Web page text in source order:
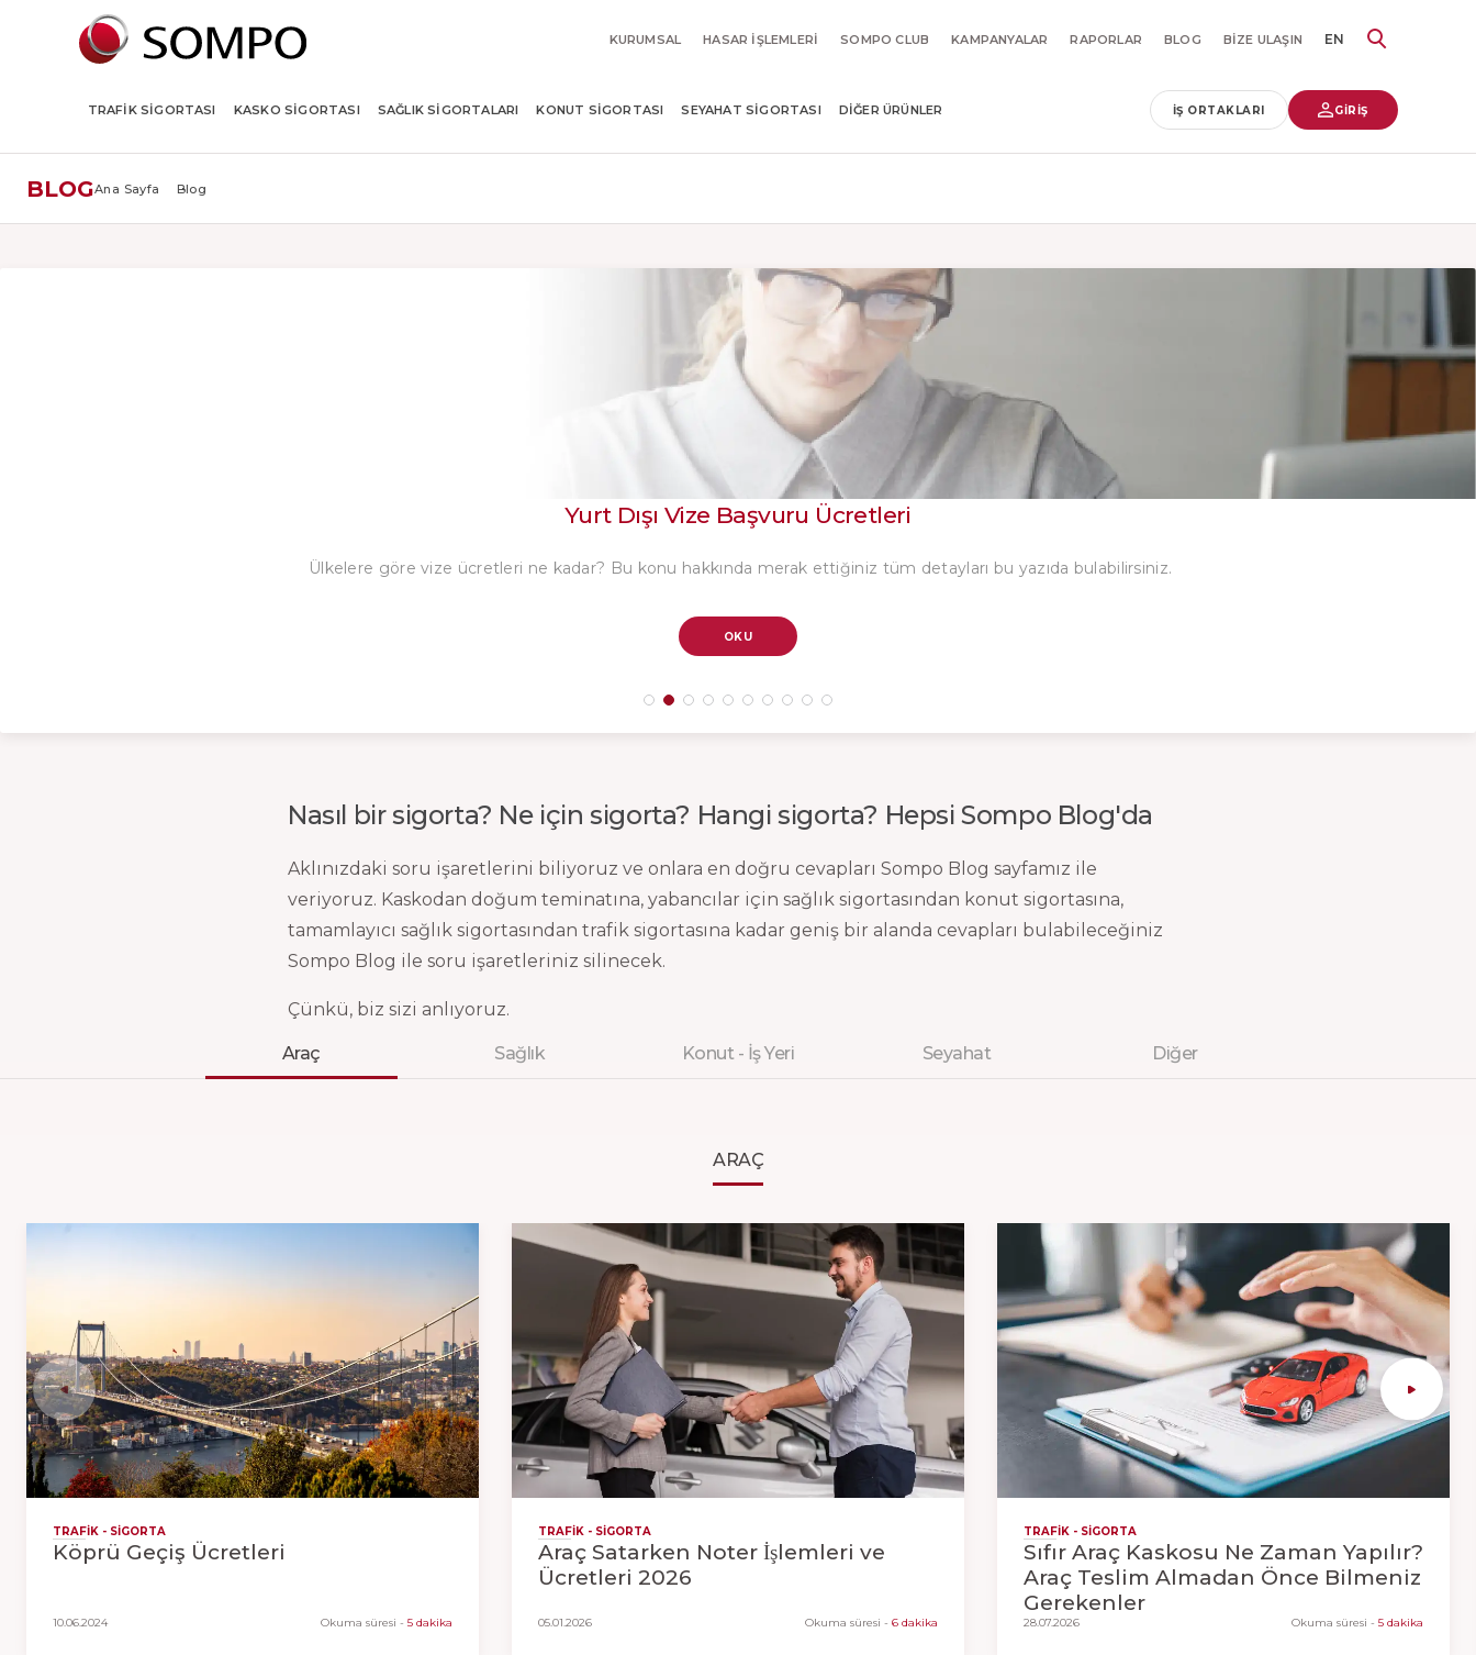
KURUMSAL HASAR İŞLEMLERI SOMPO CLUB KAMPANYALAR RAPORLAR BLOG BIZE ULAŞIN EN
TRAFIK SIGORTASI KASKO SIGORTASI SAĞLIK SIGORTALARI KONUT SIGORTASI SEYAHAT SIGORTASI DIĞER ÜRÜNLER İŞ ORTAKLARI GİRİŞ
BLOGAna Sayfa Blog
Yurt Dışı Vize Başvuru Ücretleri
Ülkelere göre vize ücretleri ne kadar? Bu konu hakkında merak ettiğiniz tüm detayları bu yazıda bulabilirsiniz.
OKU
Nasıl bir sigorta? Ne için sigorta? Hangi sigorta? Hepsi Sompo Blog'da
Aklınızdaki soru işaretlerini biliyoruz ve onlara en doğru cevapları Sompo Blog sayfamız ile
veriyoruz. Kaskodan doğum teminatına, yabancılar için sağlık sigortasından konut sigortasına,
tamamlayıcı sağlık sigortasından trafik sigortasına kadar geniş bir alanda cevapları bulabileceğiniz
Sompo Blog ile soru işaretleriniz silinecek.
Çünkü, biz sizi anlıyoruz.
Araç Sağlık Konut - İş Yeri Seyahat Diğer
ARAÇ
TRAFIK - SIGORTA
Köprü Geçiş Ücretleri
10.06.2024 Okuma süresi - 5 dakika
TRAFIK - SIGORTA
Araç Satarken Noter İşlemleri ve
Ücretleri 2026
05.01.2026 Okuma süresi - 6 dakika
TRAFIK - SIGORTA
Sıfır Araç Kaskosu Ne Zaman Yapılır?
Araç Teslim Almadan Önce Bilmeniz
Gerekenler
28.07.2026 Okuma süresi - 5 dakika